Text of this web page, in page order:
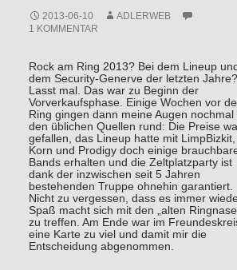
2013-06-10
ADLERWEB
1 KOMMENTAR
Rock am Ring 2013? Bei dem Lineup und
dem Security-Generve der letzten Jahre?
Lasst mal. Das war zu Beginn der
Vorverkaufsphase. Einige Wochen vor
Ring gingen dann meine Augen nochmal
den üblichen Quellen rund: Die Preise
gefallen, das Lineup hatte mit LimpBizkit,
Korn und Prodigy doch einige
Bands erhalten und die Zeltplatzparty ist
dank der inzwischen seit 5 Jahren
bestehenden Truppe ohnehin garantiert.
Nicht zu vergessen, dass es immer
Spaß macht sich mit den „alten
zu treffen. Am Ende war im
eine Karte zu viel und damit mir die
Entscheidung abgenommen.